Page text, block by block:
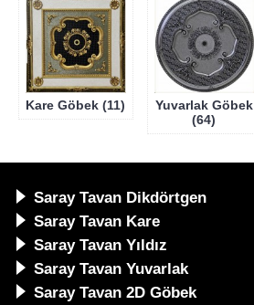
Kare Göbek (11)
Yuvarlak Göbek
(64)
Saray Tavan Dikdörtgen
Saray Tavan Kare
Saray Tavan Yıldız
Saray Tavan Yuvarlak
Saray Tavan 2D Göbek